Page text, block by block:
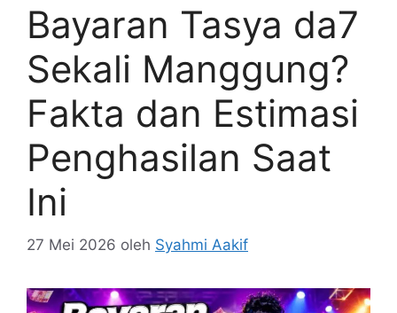
Bayaran Tasya da7
Sekali Manggung?
Fakta dan Estimasi
Penghasilan Saat
Ini
27 Mei 2026 oleh Syahmi Aakif